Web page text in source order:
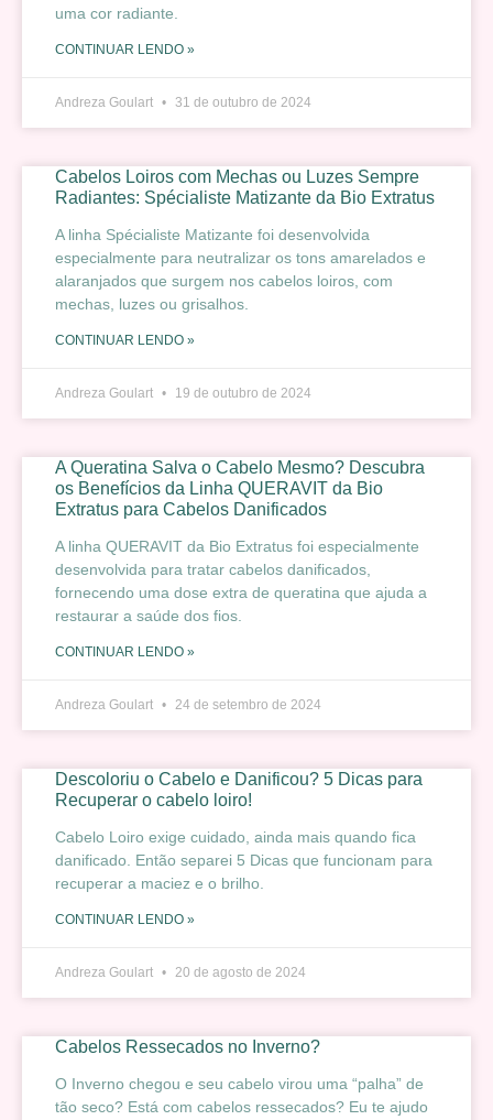
uma cor radiante.
CONTINUAR LENDO »
Andreza Goulart 31 de outubro de 2024
Cabelos Loiros com Mechas ou Luzes Sempre
Radiantes: Spécialiste Matizante da Bio Extratus
A linha Spécialiste Matizante foi desenvolvida
especialmente para neutralizar os tons amarelados e
alaranjados que surgem nos cabelos loiros, com
mechas, luzes ou grisalhos.
CONTINUAR LENDO »
Andreza Goulart 19 de outubro de 2024
A Queratina Salva o Cabelo Mesmo? Descubra
os Benefícios da Linha QUERAVIT da Bio
Extratus para Cabelos Danificados
A linha QUERAVIT da Bio Extratus foi especialmente
desenvolvida para tratar cabelos danificados,
fornecendo uma dose extra de queratina que ajuda a
restaurar a saúde dos fios.
CONTINUAR LENDO »
Andreza Goulart 24 de setembro de 2024
Descoloriu o Cabelo e Danificou? 5 Dicas para
Recuperar o cabelo loiro!
Cabelo Loiro exige cuidado, ainda mais quando fica
danificado. Então separei 5 Dicas que funcionam para
recuperar a maciez e o brilho.
CONTINUAR LENDO »
Andreza Goulart 20 de agosto de 2024
Cabelos Ressecados no Inverno?
O Inverno chegou e seu cabelo virou uma “palha” de
tão seco? Está com cabelos ressecados? Eu te ajudo